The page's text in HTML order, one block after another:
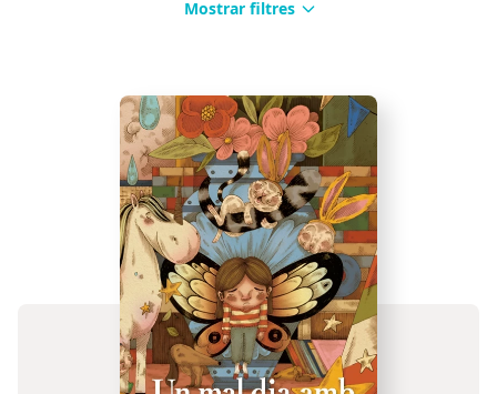
Mostrar filtres